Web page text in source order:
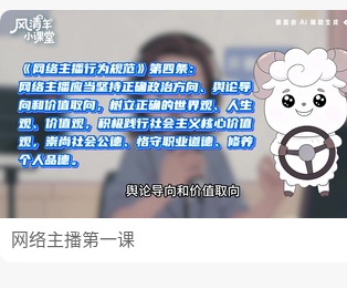
网络主播第一课